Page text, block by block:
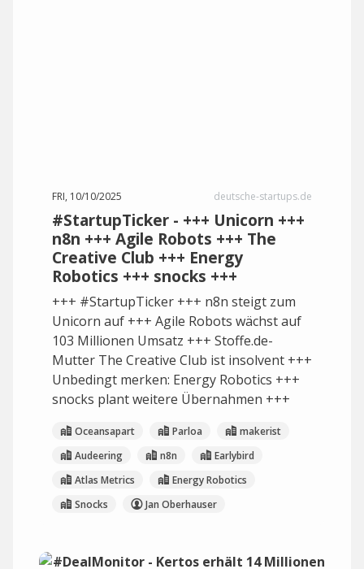
FRI, 10/10/2025 deutsche-startups.de
#StartupTicker - +++ Unicorn +++
n8n +++ Agile Robots +++ The
Creative Club +++ Energy
Robotics +++ snocks +++
+++ #StartupTicker +++ n8n steigt zum
Unicorn auf +++ Agile Robots wächst auf
103 Millionen Umsatz +++ Stoffe.de-
Mutter The Creative Club ist insolvent +++
Unbedingt merken: Energy Robotics +++
snocks plant weitere Übernahmen +++
Oceansapart Parloa
makerist
Audeering
n8n
Earlybird
Atlas Metrics
Energy Robotics
Snocks
Jan Oberhauser